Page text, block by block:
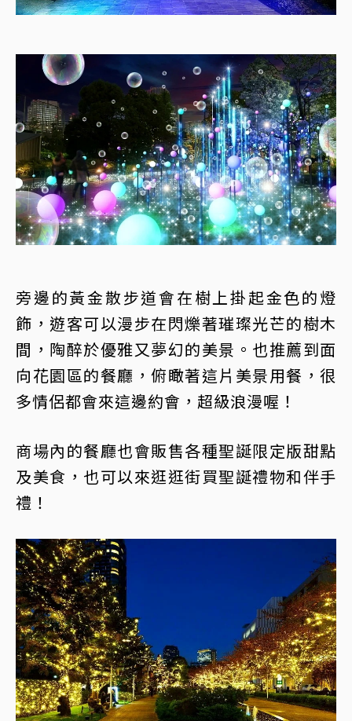
旁邊的黃金散步道會在樹上掛起金色的燈
飾，遊客可以漫步在閃爍著璀璨光芒的樹木
間，陶醉於優雅又夢幻的美景。也推薦到面
向花園區的餐廳，俯瞰著這片美景用餐，很
多情侶都會來這邊約會，超級浪漫喔！
商場內的餐廳也會販售各種聖誕限定版甜點
及美食，也可以來逛逛街買聖誕禮物和伴手
禮！